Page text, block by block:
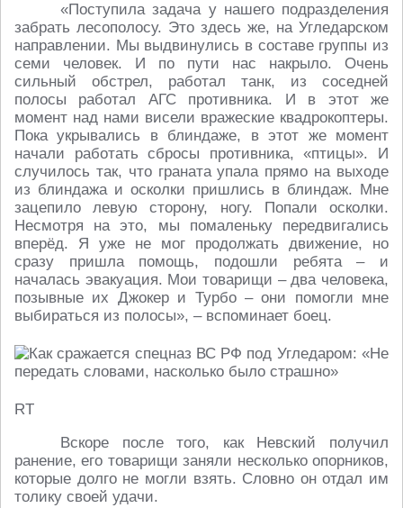
«Поступила задача у нашего подразделения
забрать лесополосу. Это здесь же, на Угледарском
направлении. Мы выдвинулись в составе группы из
семи человек. И по пути нас накрыло. Очень
сильный обстрел, работал танк, из соседней
полосы работал АГС противника. И в этот же
момент над нами висели вражеские квадрокоптеры.
Пока укрывались в блиндаже, в этот же момент
начали работать сбросы противника, «птицы». И
случилось так, что граната упала прямо на выходе
из блиндажа и осколки пришлись в блиндаж. Мне
зацепило левую сторону, ногу. Попали осколки.
Несмотря на это, мы помаленьку передвигались
вперёд. Я уже не мог продолжать движение, но
сразу пришла помощь, подошли ребята – и
началась эвакуация. Мои товарищи – два человека,
позывные их Джокер и Турбо – они помогли мне
выбираться из полосы», – вспоминает боец.
RT
Вскоре после того, как Невский получил
ранение, его товарищи заняли несколько опорников,
которые долго не могли взять. Словно он отдал им
толику своей удачи.